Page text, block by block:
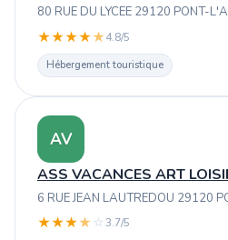
80 RUE DU LYCEE 29120 PONT-
★★★★★4.8/5
Hébergement touristique
AV
ASS VACANCES ART
6 RUE JEAN LAUTREDOU 29120
★★★★ ☆3.7/5